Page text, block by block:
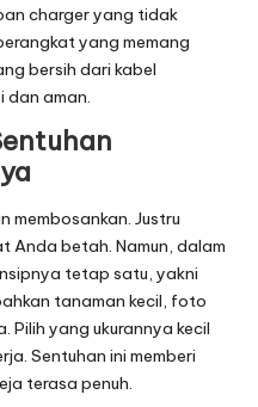
charger yang tidak
yang memang
bersih dari kabel
dan aman.
membosankan. Justru
Anda betah. Namun, dalam
tetap satu, yakni
tanaman kecil, foto
Pilih yang ukurannya kecil
Sentuhan ini memberi
terasa penuh.